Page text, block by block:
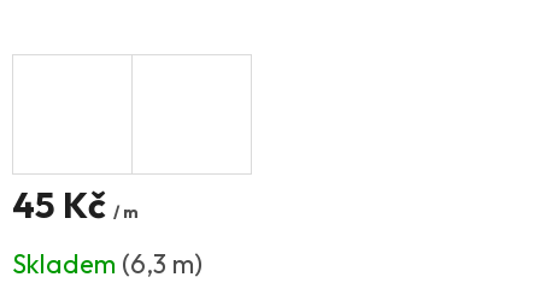
45 Kč / m
cena:
Skladem (6,3 m)